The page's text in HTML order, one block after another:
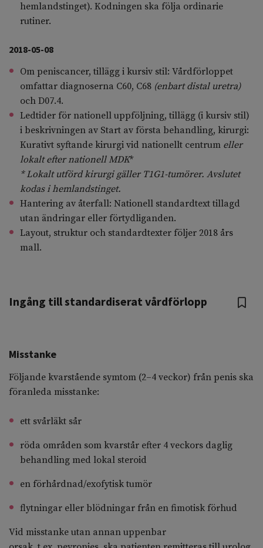
hemlandstinget). Kodningen ska följa ordinarie
rutiner.
2018-05-08
Om peniscancer, tillägg i kursiv stil: Vårdförloppet
omfattar diagnoserna C60, C68 (enbart distal uretra)
och D07.4.
Ledtider för nationell uppföljning, tillägg (i kursiv stil)
i beskrivningen av Start av första behandling, kirurgi:
Kurativt syftande kirurgi vid nationellt centrum eller
lokalt efter nationell MDK*
* Lokalt utförd kirurgi gäller T1G1-tumörer. Avslutet
kodas i hemlandstinget.
Hantering av återfall: Nationell standardtext tillagd
utan ändringar eller förtydliganden.
Layout, struktur och standardtexter följer 2018 års
mall.
Ingång till standardiserat vårdförlopp
Misstanke
Följande kvarstående symtom (2–4 veckor) från penis ska
föranleda misstanke:
ett svårläkt sår
röda områden som kvarstår efter 4 veckors daglig
behandling med lokal steroid
en förhårdnad/exofytisk tumör
flytningar eller blödningar från enfimotisk förhud
Vid misstanke utan annan uppenbar